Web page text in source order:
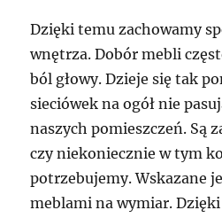
Dzięki temu zachowamy
wnętrza. Dobór mebli
ból głowy. Dzieje się tak
sieciówek na ogół nie
naszych pomieszczeń. Są
czy niekoniecznie w tym
potrzebujemy. Wskazane
meblami na wymiar.